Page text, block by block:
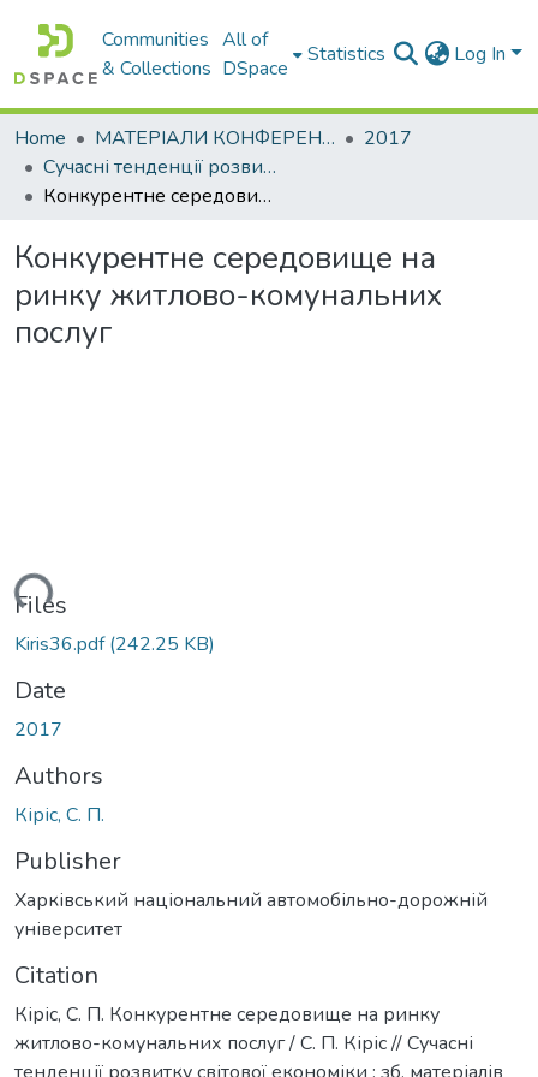
Communities
& Collections
All of
DSpace
Statistics Log In
Home МАТЕРІАЛИ КОНФЕРЕНЦІЙ
2017
Сучасні тенденції розвитку світової економіки. Том. ІІ
Конкурентне середовище на ринку житлово-комунальних послуг
Конкурентне середовище на
ринку житлово-комунальних
послуг
Files
Kiris36.pdf(242.25 KB)
Date
2017
Authors
Кіріс, С. П.
Publisher
Харківський національний автомобільно-дорожній
університет
Citation
Кіріс, С. П. Конкурентне середовище на ринку
житлово-комунальних послуг / С. П. Кіріс // Сучасні